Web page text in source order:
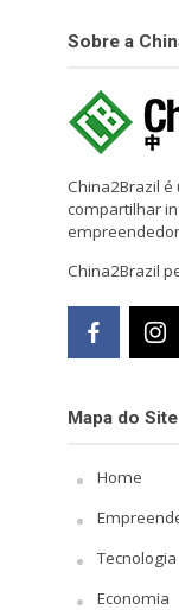
Sobre a
China2Brazil
compartilhar
China2Brazil
Mapa do Site
Home
Tecnologia
Economia